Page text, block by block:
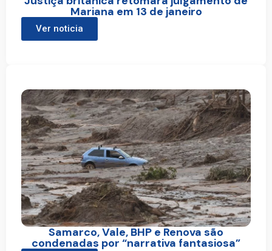
Mariana em 13 de janeiro
Ver noticia
Samarco, Vale, BHP e Renova são
condenadas por “narrativa fantasiosa”